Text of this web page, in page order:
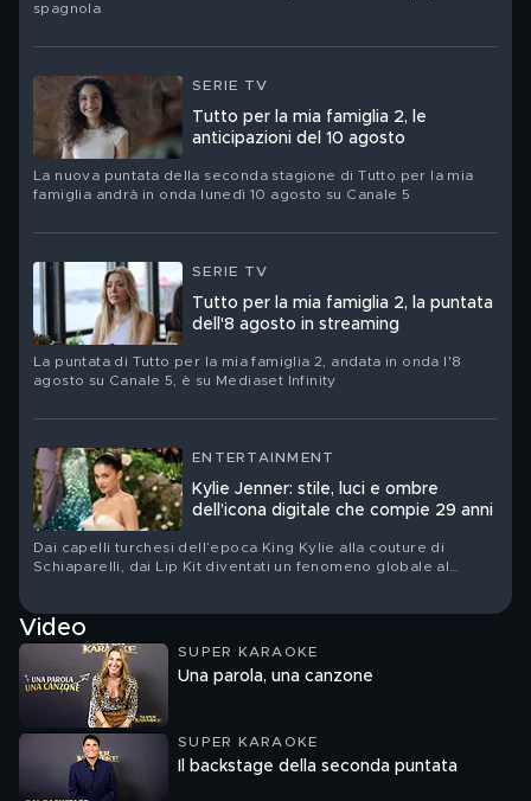
spagnola
SERIE TV
Tutto per la mia famiglia 2, le
anticipazioni del 10 agosto
La nuova puntata della seconda stagione di Tutto per la mia
famiglia andrà in onda lunedì 10 agosto su Canale 5
SERIE TV
Tutto per la mia famiglia 2, la puntata
dell'8 agosto in streaming
La puntata di Tutto per la mia famiglia 2, andata in onda l'8
agosto su Canale 5, è su Mediaset Infinity
ENTERTAINMENT
Kylie Jenner: stile, luci e ombre
dell’icona digitale che compie 29 anni
Dai capelli turchesi dell’epoca King Kylie alla couture di
Schiaparelli, dai Lip Kit diventati un fenomeno globale al
immagine in un linguaggio, un’impresa e un territorio di
contraddizioni
Video
SUPER KARAOKE
Una parola, una canzone
SUPER KARAOKE
Il backstage della seconda puntata